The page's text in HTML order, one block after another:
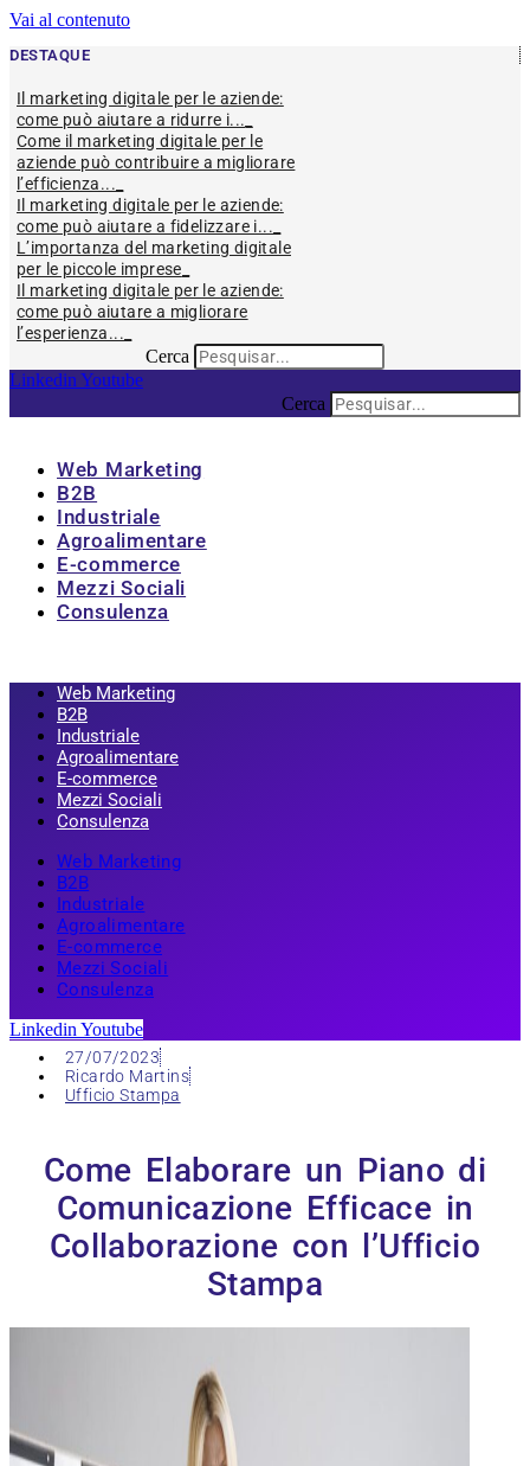
Vai al contenuto
DESTAQUE
Il marketing digitale per le aziende:
come può aiutare a ridurre i...
Come il marketing digitale per le
aziende può contribuire a migliorare
l’efficienza...
Il marketing digitale per le aziende:
come può aiutare a fidelizzare i...
L’importanza del marketing digitale
per le piccole imprese
Il marketing digitale per le aziende:
come può aiutare a migliorare
l’esperienza...
Cerca
Linkedin Youtube
Cerca
Web Marketing
B2B
Industriale
Agroalimentare
E-commerce
Mezzi Sociali
Consulenza
Web Marketing
B2B
Industriale
Agroalimentare
E-commerce
Mezzi Sociali
Consulenza
Web Marketing
B2B
Industriale
Agroalimentare
E-commerce
Mezzi Sociali
Consulenza
Linkedin Youtube
27/07/2023
Ricardo Martins
Ufficio Stampa
Come Elaborare un Piano di
Comunicazione Efficace in
Collaborazione con l’Ufficio
Stampa